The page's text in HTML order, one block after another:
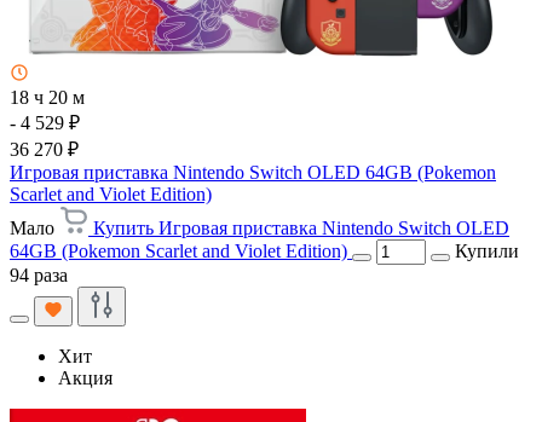
18 ч 20 м
- 4 529 ₽
36 270 ₽
Игровая приставка Nintendo Switch OLED 64GB (Pokemon
Scarlet and Violet Edition)
Мало
Купить Игровая приставка Nintendo Switch OLED
64GB (Pokemon Scarlet and Violet Edition)
Купили
94 раза
Хит
Акция